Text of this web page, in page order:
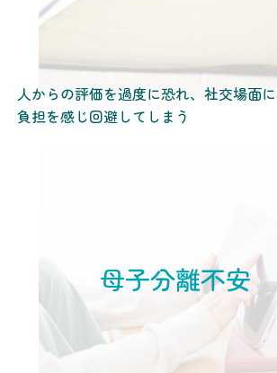
人からの評価を過度に恐れ、社交場面に
負担を感じ回避してしまう
母子分離不安